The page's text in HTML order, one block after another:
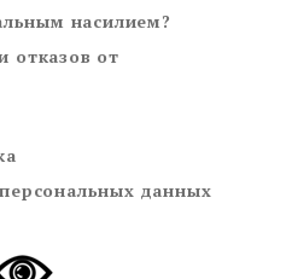
насилием?
отказов от
данных